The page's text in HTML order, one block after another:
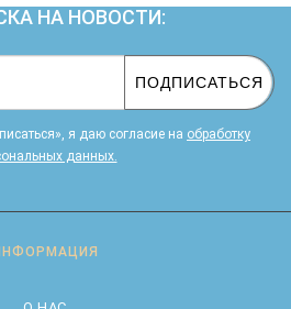
НА НОВОСТИ:
ПОДПИСАТЬСЯ
я даю cогласие на обработку
данных.